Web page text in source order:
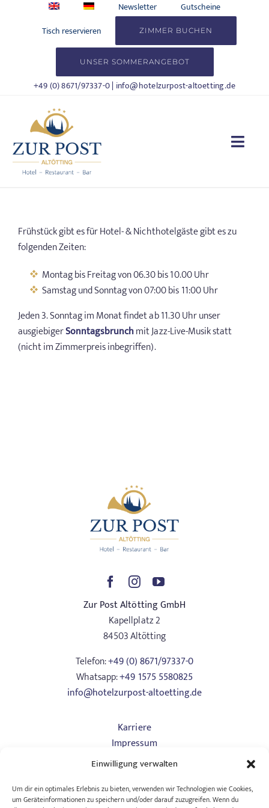
Einwilligung verwalten
Um dir ein optimales Erlebnis zu bieten, verwenden wir Technologien wie Cookies,
um Geräteinformationen zu speichern und/oder darauf zuzugreifen. Wenn du
Newsletter
Gutscheine
Tisch reservieren
ZIMMER BUCHEN
UNSER SOMMERANGEBOT
+49 (0) 8671/97337-0| info@hotelzurpost-altoetting.de
WOHNEN
EVENTS
TAGUNGEN & FEIERN
Frühstück gibt es für Hotel- & Nichthotelgäste gibt es zu
folgenden Zeiten:
Montag bis Freitag von 06.30 bis 10.00 Uhr
Samstag und Sonntag von 07:00 bis 11:00 Uhr
Jeden 3. Sonntag im Monat findet ab 11.30 Uhr unser
ausgiebigerSonntagsbrunchmit Jazz-Live-Musik statt
(nicht im Zimmerpreis inbegriffen).
Zur Post Altötting GmbH
Kapellplatz 2
84503 Altötting
Telefon:+49 (0) 8671/97337-0
Whatsapp:+49 1575 5580825
info@hotelzurpost-altoetting.de
Karriere
Impressum
Datenschutz
AGB Hotel